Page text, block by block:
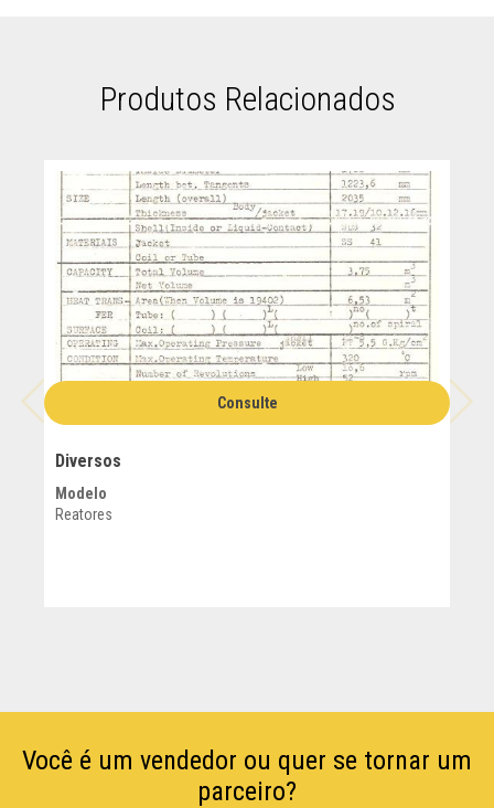
Produtos Relacionados
Consulte
Diversos
Modelo
Reatores
Você é um vendedor ou quer se tornar um
parceiro?